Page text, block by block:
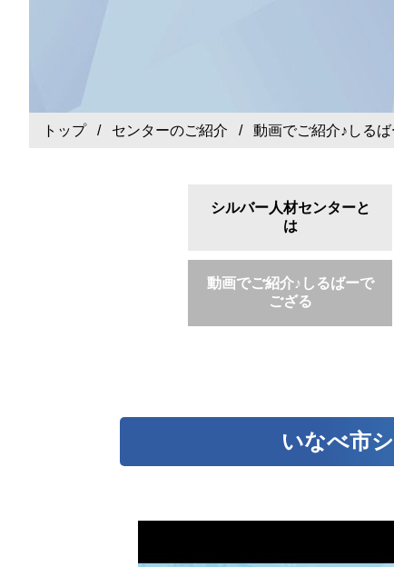
トップ/ センターのご紹介 / 動画でご紹介♪しるば
シルバー人材センターと
は
動画でご紹介♪しるばーで
ござる
いなべ市